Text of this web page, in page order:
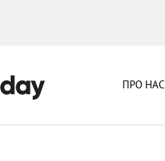
центр "Start Today"
ПРО НАС